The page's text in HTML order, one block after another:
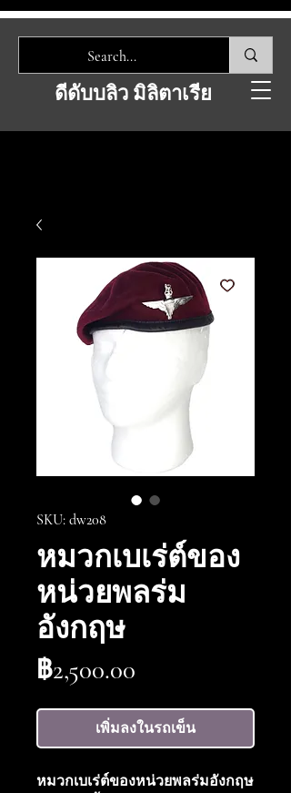
ดีดับบลิว มิลิตาเรีย
SKU: dw208
หมวกเบเร่ต์ของ
หน่วยพลร่ม
อังกฤษ
฿2,500.00
เพิ่มลงในรถเข็น
หมวกเบเร่ต์ของหน่วยพลร่มอังกฤษ